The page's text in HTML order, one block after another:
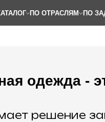
ПО ОТРАСЛЯМ ПО
одежда -
решение